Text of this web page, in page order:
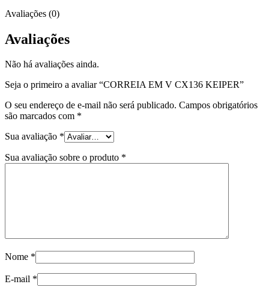
Avaliações (0)
Avaliações
Não há avaliações ainda.
Seja o primeiro a avaliar “CORREIA EM V CX136 KEIPER”
O seu endereço de e-mail não será publicado. Campos obrigatórios
são marcados com *
Sua avaliação *
Sua avaliação sobre o produto *
Nome *
E-mail *